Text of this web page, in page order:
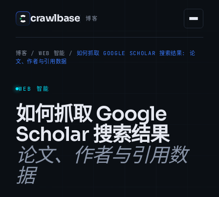
crawlbase 博客
博客 / WEB 智能 /
如何抓取 GOOGLE SCHOLAR 搜索结果: 论
文、作者与引用数据
WEB 智能
如何抓取 Google
Scholar 搜索结果
论文、作者与引用数
据